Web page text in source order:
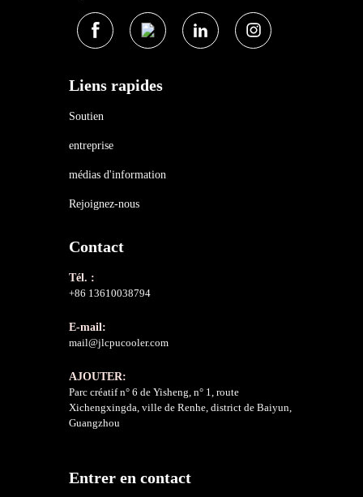
Liens rapides
Soutien
entreprise
médias d'information
Rejoignez-nous
Contact
Tél. :
+86 13610038794
E-mail:
mail@jlcpucooler.com
AJOUTER:
Parc créatif n° 6 de Yisheng, n° 1, route
Xichengxingda, ville de Renhe, district de Baiyun,
Guangzhou
Entrer en contact